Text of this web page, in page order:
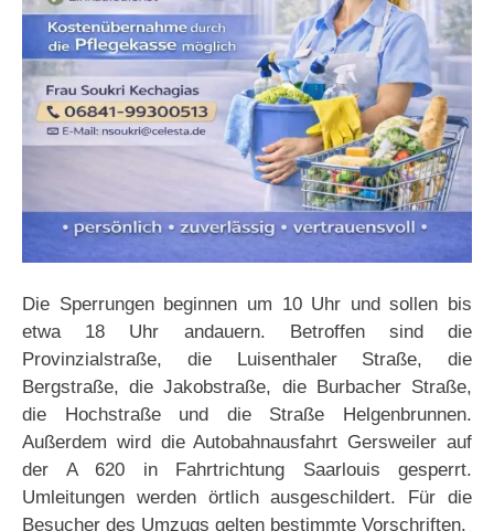
Die Sperrungen beginnen um 10 Uhr und sollen bis
etwa 18 Uhr andauern. Betroffen sind die
Provinzialstraße, die Luisenthaler Straße, die
Bergstraße, die Jakobstraße, die Burbacher Straße,
die Hochstraße und die Straße Helgenbrunnen.
Außerdem wird die Autobahnausfahrt Gersweiler auf
der A 620 in Fahrtrichtung Saarlouis gesperrt.
Umleitungen werden örtlich ausgeschildert. Für die
Besucher des Umzugs gelten bestimmte Vorschriften.